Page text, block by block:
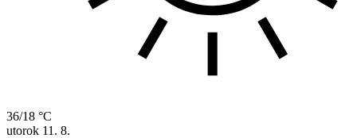
36/18 °C
utorok 11. 8.